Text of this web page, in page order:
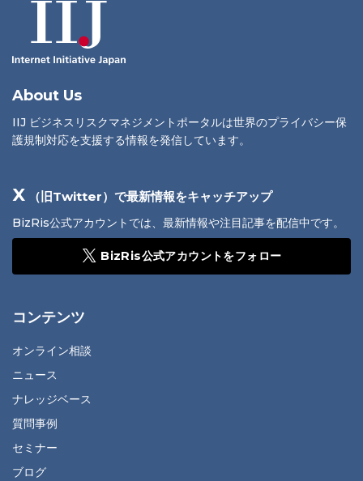
About Us
IIJ ビジネスリスクマネジメントポータルは世界のプライバシー保
護規制対応を支援する情報を発信しています。
X （旧Twitter）で最新情報をキャッチアップ
BizRis公式アカウントでは、最新情報や注目記事を配信中です。
BizRis公式アカウントをフォロー
コンテンツ
オンライン相談
ニュース
ナレッジベース
質問事例
セミナー
ブログ